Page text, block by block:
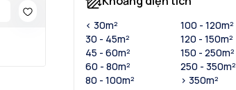
< 30m²
30 - 45m²
45 - 60m²
60 - 80m²
80 - 100m²
100 - 120m²
120 - 150m²
150 - 250m²
250 - 350m²
> 350m²